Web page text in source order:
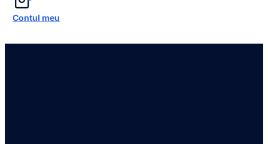
Contul meu